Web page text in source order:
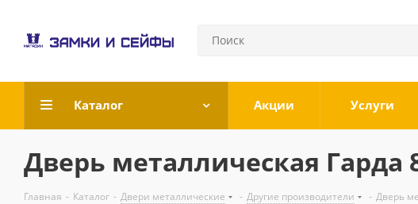
Каталог Акции Услуги
Дверь металлическая Гарда
Главная - Каталог - Двери металлические - Другие производители - Дверь